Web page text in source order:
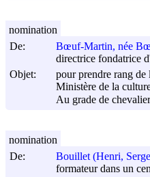
De:
Bœuf-Martin, née
directrice fondatrice
Objet:
pour prendre rang de
Ministère de la
Au grade de chevalier
nomination
De:
Bouillet (Henri,
formateur dans un
nomination